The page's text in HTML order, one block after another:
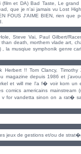
et DA) Bad Taste, Le
que je n'ai jamais vu Lost
FOUS J'AIME BIEN, rien que
Steve Vai, Paul Gilbert/
death, morthem vlade art,
la musqiue symphonik genre
Herbert !! Tom Clancy,
magazine depuis 1986 et
et will me l'a f� voir kom
americains mainstream
v for vandetta sinon on a rat�
jeux de gestions et/ou de